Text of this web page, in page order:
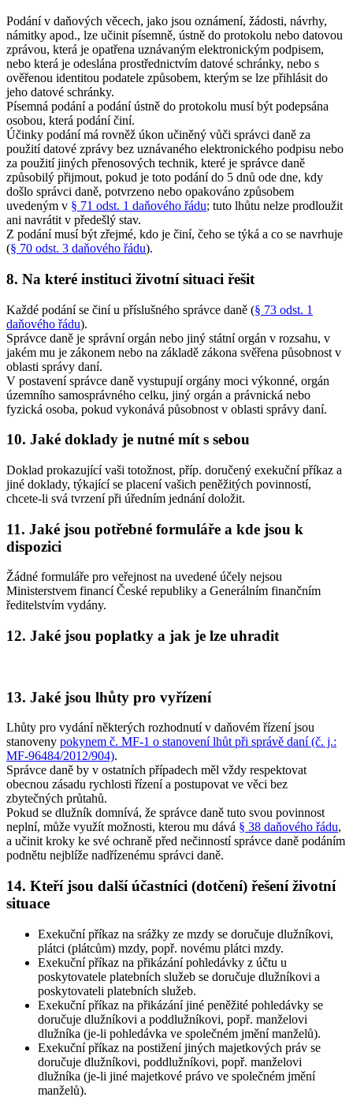
Podání v daňových věcech, jako jsou oznámení, žádosti, návrhy,
námitky apod., lze učinit písemně, ústně do protokolu nebo datovou
zprávou, která je opatřena uznávaným elektronickým podpisem,
nebo která je odeslána prostřednictvím datové schránky, nebo s
ověřenou identitou podatele způsobem, kterým se lze přihlásit do
jeho datové schránky.
Písemná podání a podání ústně do protokolu musí být podepsána
osobou, která podání činí.
Účinky podání má rovněž úkon učiněný vůči správci daně za
použití datové zprávy bez uznávaného elektronického podpisu nebo
za použití jiných přenosových technik, které je správce daně
způsobilý přijmout, pokud je toto podání do 5 dnů ode dne, kdy
došlo správci daně, potvrzeno nebo opakováno způsobem
uvedeným v § 71 odst. 1 daňového řádu; tuto lhůtu nelze prodloužit
ani navrátit v předešlý stav.
Z podání musí být zřejmé, kdo je činí, čeho se týká a co se navrhuje
(§ 70 odst. 3 daňového řádu).
8. Na které instituci životní situaci řešit
Každé podání se činí u příslušného správce daně (§ 73 odst. 1
daňového řádu).
Správce daně je správní orgán nebo jiný státní orgán v rozsahu, v
jakém mu je zákonem nebo na základě zákona svěřena působnost v
oblasti správy daní.
V postavení správce daně vystupují orgány moci výkonné, orgán
územního samosprávného celku, jiný orgán a právnická nebo
fyzická osoba, pokud vykonává působnost v oblasti správy daní.
10. Jaké doklady je nutné mít s sebou
Doklad prokazující vaši totožnost, příp. doručený exekuční příkaz a
jiné doklady, týkající se placení vašich peněžitých povinností,
chcete-li svá tvrzení při úředním jednání doložit.
11. Jaké jsou potřebné formuláře a kde jsou k
dispozici
Žádné formuláře pro veřejnost na uvedené účely nejsou
Ministerstvem financí České republiky a Generálním finančním
ředitelstvím vydány.
12. Jaké jsou poplatky a jak je lze uhradit
13. Jaké jsou lhůty pro vyřízení
Lhůty pro vydání některých rozhodnutí v daňovém řízení jsou
stanoveny pokynem č. MF-1 o stanovení lhůt při správě daní (č. j.:
MF-96484/2012/904).
Správce daně by v ostatních případech měl vždy respektovat
obecnou zásadu rychlosti řízení a postupovat ve věci bez
zbytečných průtahů.
Pokud se dlužník domnívá, že správce daně tuto svou povinnost
neplní, může využít možnosti, kterou mu dává § 38 daňového řádu,
a učinit kroky ke své ochraně před nečinností správce daně podáním
podnětu nejblíže nadřízenému správci daně.
14. Kteří jsou další účastníci (dotčení) řešení životní
situace
Exekuční příkaz na srážky ze mzdy se doručuje dlužníkovi,
plátci (plátcům) mzdy, popř. novému plátci mzdy.
Exekuční příkaz na přikázání pohledávky z účtu u
poskytovatele platebních služeb se doručuje dlužníkovi a
poskytovateli platebních služeb.
Exekuční příkaz na přikázání jiné peněžité pohledávky se
doručuje dlužníkovi a poddlužníkovi, popř. manželovi
dlužníka (je-li pohledávka ve společném jmění manželů).
Exekuční příkaz na postižení jiných majetkových práv se
doručuje dlužníkovi, poddlužníkovi, popř. manželovi
dlužníka (je-li jiné majetkové právo ve společném jmění
manželů).